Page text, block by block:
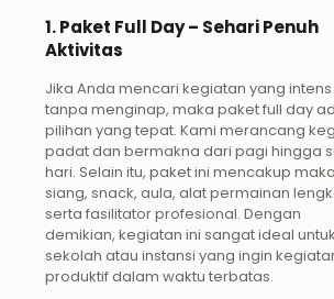
1. Paket Full Day – Sehari Penuh
Aktivitas
Jika Anda mencari kegiatan yang intens
tanpa menginap, maka paket full day
pilihan yang tepat. Kami merancang
padat dan bermakna dari pagi hingga
hari. Selain itu, paket ini mencakup
siang, snack, aula, alat permainan
serta fasilitator profesional. Dengan
demikian, kegiatan ini sangat ideal untuk
sekolah atau instansi yang ingin
produktif dalam waktu terbatas.